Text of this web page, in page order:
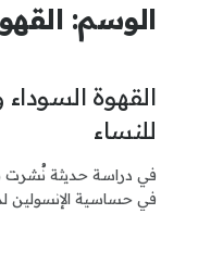
الوسم:
القهوة
للنساء
في دراسة حديثة نُشرت
في حساسية الإنسولين